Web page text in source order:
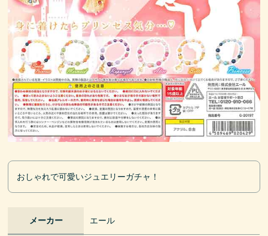
おしゃれで可愛いジュエリーガチャ！
メーカー エール